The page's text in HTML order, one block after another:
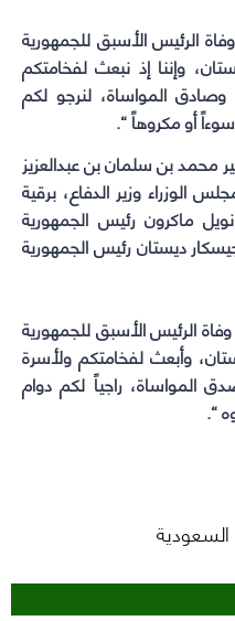
الرئيس الأسبق للجمهورية
وإننا إذ نبعث لفخامتكم
وصادق المواساة، لنرجو لكم
أو مكروهاً “.
محمد بن سلمان بن عبدالعزيز
الوزراء وزير الدفاع، برقية
ماكرون رئيس الجمهورية
ديستان رئيس الجمهورية
الرئيس الأسبق للجمهورية
وأبعث لفخامتكم ولأسرة
المواساة، راجياً لكم دوام
“.
السعودية